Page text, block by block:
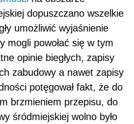
dopuszczano wszelkie
umożliwić wyjaśnienie
mogli powołać się w tym
opinie biegłych, zapisy
zabudowy a nawet zapisy
potęgował fakt, że do
brzmieniem przepisu, do
śródmiejskiej wolno było